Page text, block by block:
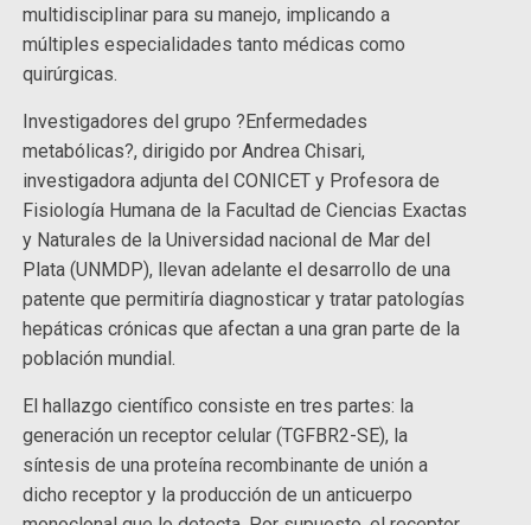
multidisciplinar para su manejo, implicando a
múltiples especialidades tanto médicas como
quirúrgicas.
Investigadores del grupo ?Enfermedades
metabólicas?, dirigido por Andrea Chisari,
investigadora adjunta del CONICET y Profesora de
Fisiología Humana de la Facultad de Ciencias Exactas
y Naturales de la Universidad nacional de Mar del
Plata (UNMDP), llevan adelante el desarrollo de una
patente que permitiría diagnosticar y tratar patologías
hepáticas crónicas que afectan a una gran parte de la
población mundial.
El hallazgo científico consiste en tres partes: la
generación un receptor celular (TGFBR2-SE), la
síntesis de una proteína recombinante de unión a
dicho receptor y la producción de un anticuerpo